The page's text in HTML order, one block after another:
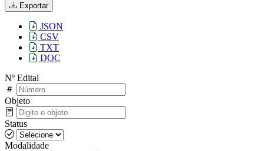
Exportar
JSON
CSV
TXT
DOC
Nº Edital
Objeto
Status
Modalidade